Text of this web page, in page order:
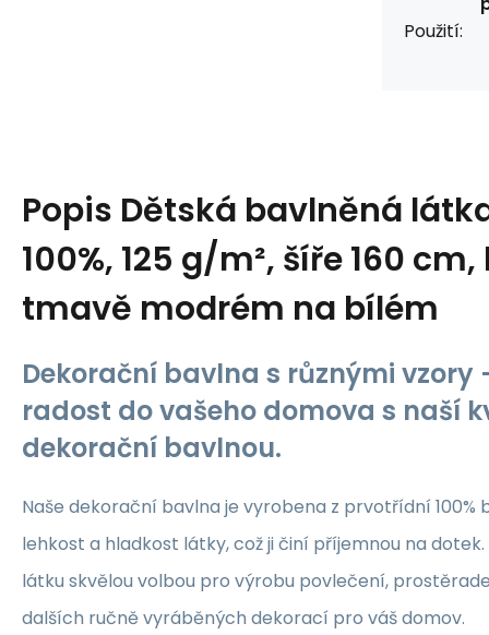
Použití:
Popis Dětská bavlněná
100%, 125 g/m², šíře 160
tmavě modrém na bílém
Dekorační bavlna s různými vzory
radost do vašeho domova s naší
dekorační bavlnou.
Naše dekorační bavlna je vyrobena z prvotřídní 100%
lehkost a hladkost látky, což ji činí příjemnou na
látku skvělou volbou pro výrobu povlečení,
dalších ručně vyráběných dekorací pro váš domov.